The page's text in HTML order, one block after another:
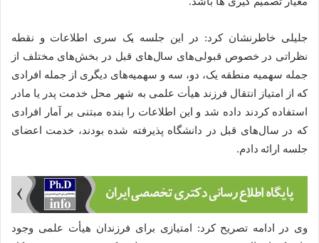
جلیلی خاطرنشان کرد: در این جلسه یک سری اطلاعات و نقطه
نظراتی در خصوص قبولی‌های سال‌های قبل در بخش‌های مختلف از
جمله سهمیه منطقه یک، دو، سه و سهمیه‌های دیگری از جمله افرادی
که از امتیاز انتقال فرزند هیأت علمی به شهر محل خدمت پدر یا مادر
استفاده کردند داده شد و این اطلاعات را بنده مبتنی بر آمار افرادی
که در سال‌های قبل در دانشگاه پذیرفته شده بودند، خدمت اعضای
جلسه ارائه دادم.
وی در ادامه تصریح کرد: امتیازی برای فرزندان هیأت علمی وجود